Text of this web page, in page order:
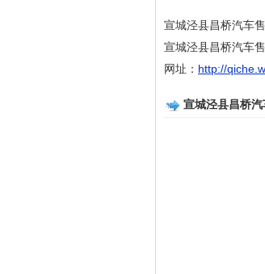
宣城泾县昌桥汽车
宣城泾县昌桥汽车
网址： http://
宣城泾县昌桥